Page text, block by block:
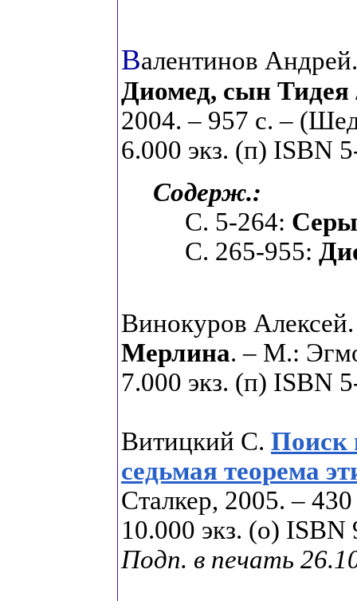
Валентинов
Диомед, сын Тидея
2004. – 957 с. –
6.000 экз. (п) ISBN
Содерж.:
С. 5-264:
С. 265-955:
Винокуров
Мерлина. – М.:
7.000 экз. (п) ISBN
Витицкий С. Поиск
седьмая теорема
Сталкер, 2005. –
10.000 экз. (о)
Подп. в печать